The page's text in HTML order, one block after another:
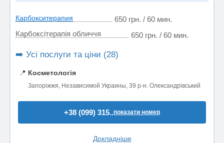
Карбокситерапия
650 грн. / 60 мин.
Карбоксітерапія обличчя
650 грн. / 60 мин.
➡️ Усі послуги та ціни (28)
📍 Косметологія
Запоріжжя, Независимой Украины, 39 р-н. Олександрівський
+38 (099) 315..показати номер
Докладніше